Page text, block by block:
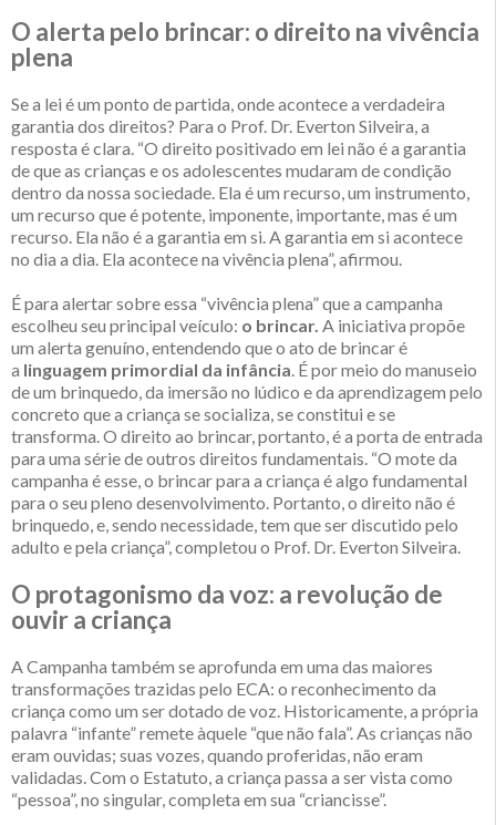
O alerta pelo brincar: o direito na vivência
plena
Se a lei é um ponto de partida, onde acontece a verdadeira
garantia dos direitos? Para o Prof. Dr. Everton Silveira, a
resposta é clara. “O direito positivado em lei não é a garantia
de que as crianças e os adolescentes mudaram de condição
dentro da nossa sociedade. Ela é um recurso, um instrumento,
um recurso que é potente, imponente, importante, mas é um
recurso. Ela não é a garantia em si. A garantia em si acontece
no dia a dia. Ela acontece na vivência plena”, afirmou.
É para alertar sobre essa “vivência plena” que a campanha
escolheu seu principal veículo: o brincar. A iniciativa propõe
um alerta genuíno, entendendo que o ato de brincar é
a linguagem primordial da infância. É por meio do manuseio
de um brinquedo, da imersão no lúdico e da aprendizagem pelo
concreto que a criança se socializa, se constitui e se
transforma. O direito ao brincar, portanto, é a porta de entrada
para uma série de outros direitos fundamentais. “O mote da
campanha é esse, o brincar para a criança é algo fundamental
para o seu pleno desenvolvimento. Portanto, o direito não é
brinquedo, e, sendo necessidade, tem que ser discutido pelo
adulto e pela criança”, completou o Prof. Dr. Everton Silveira.
O protagonismo da voz: a revolução de
ouvir a criança
A Campanha também se aprofunda em uma das maiores
transformações trazidas pelo ECA: o reconhecimento da
criança como um ser dotado de voz. Historicamente, a própria
palavra “infante” remete àquele “que não fala”. As crianças não
eram ouvidas; suas vozes, quando proferidas, não eram
validadas. Com o Estatuto, a criança passa a ser vista como
“pessoa”, no singular, completa em sua “criancisse”.